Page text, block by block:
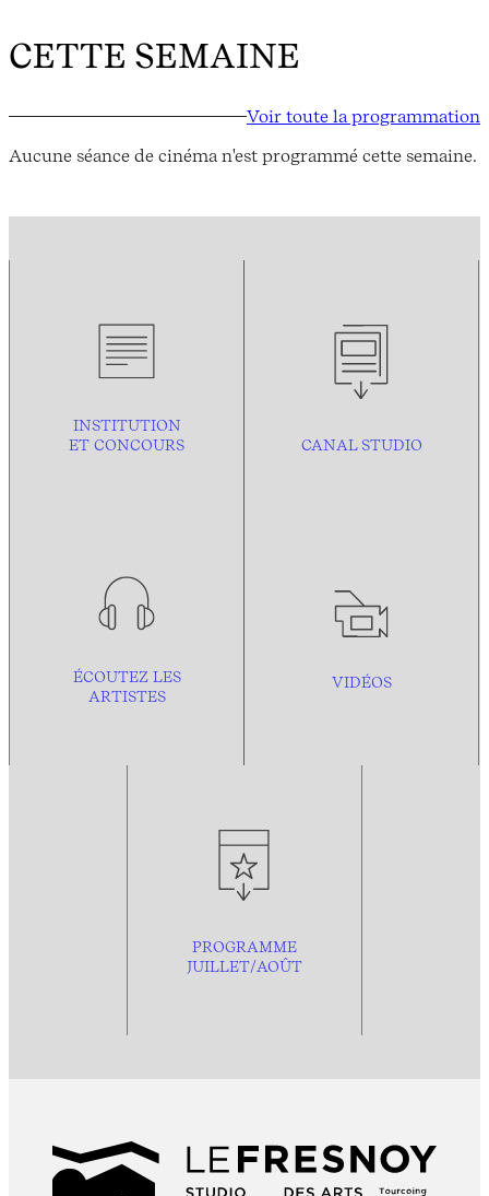
CETTE SEMAINE
Voir toute la programmation
Aucune séance de cinéma n'est programmé cette semaine.
INSTITUTION
ET CONCOURS
CANAL STUDIO
ÉCOUTEZ LES
ARTISTES
VIDÉOS
PROGRAMME
JUILLET/AOÛT